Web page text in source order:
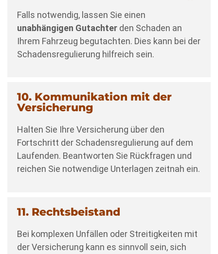
Falls notwendig, lassen Sie einen
unabhängigen Gutachter den Schaden an
Ihrem Fahrzeug begutachten. Dies kann bei der
Schadensregulierung hilfreich sein.
10. Kommunikation mit der
Versicherung
Halten Sie Ihre Versicherung über den
Fortschritt der Schadensregulierung auf dem
Laufenden. Beantworten Sie Rückfragen und
reichen Sie notwendige Unterlagen zeitnah ein.
11. Rechtsbeistand
Bei komplexen Unfällen oder Streitigkeiten mit
der Versicherung kann es sinnvoll sein, sich